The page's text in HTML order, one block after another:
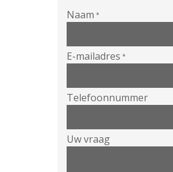
Naam *
E-mailadres *
Telefoonnummer
Uw vraag